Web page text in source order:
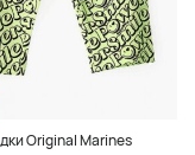
Original Marines